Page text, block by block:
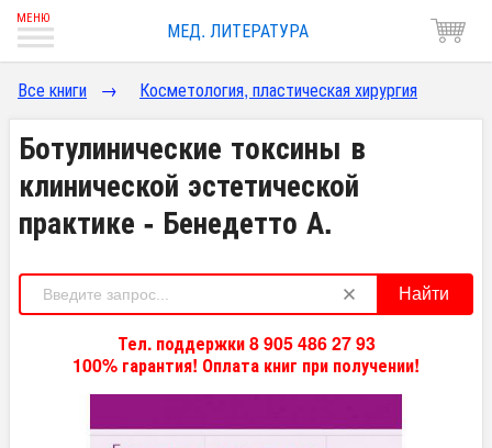
МЕД. ЛИТЕРАТУРА
Все книги → Косметология, пластическая хирургия
Ботулинические токсины в
клинической эстетической
практике - Бенедетто А.
Найти
Тел. поддержки 8 905 486 27 93
100% гарантия! Оплата книг при получении!